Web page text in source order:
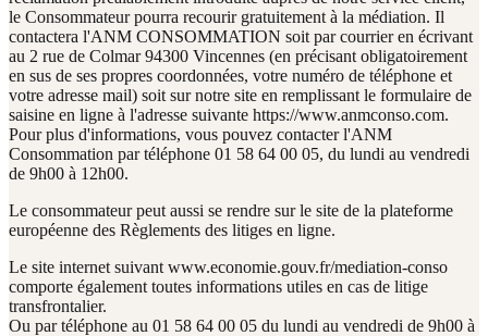
le Consommateur pourra recourir gratuitement à la médiation. Il
contactera l'ANM CONSOMMATION soit par courrier en écrivant
au 2 rue de Colmar 94300 Vincennes (en précisant obligatoirement
en sus de ses propres coordonnées, votre numéro de téléphone et
votre adresse mail) soit sur notre site en remplissant le formulaire de
saisine en ligne à l'adresse suivante https://www.anmconso.com.
Pour plus d'informations, vous pouvez contacter l'ANM
Consommation par téléphone 01 58 64 00 05, du lundi au vendredi
de 9h00 à 12h00.
Le consommateur peut aussi se rendre sur le site de la plateforme
européenne des Règlements des litiges en ligne.
Le site internet suivant www.economie.gouv.fr/mediation-conso
comporte également toutes informations utiles en cas de litige
transfrontalier.
Ou par téléphone au 01 58 64 00 05 du lundi au vendredi de 9h00 à